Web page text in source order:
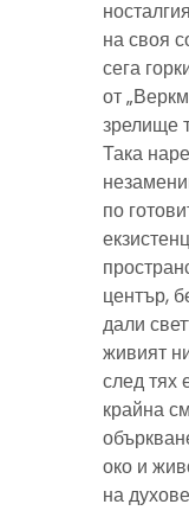
на своя
сега
от
зрелище
Така
по
център,
дали
живият
след тях
крайна
око и
на